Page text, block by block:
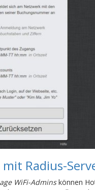
Radius-
WiFi-Adminskönnen